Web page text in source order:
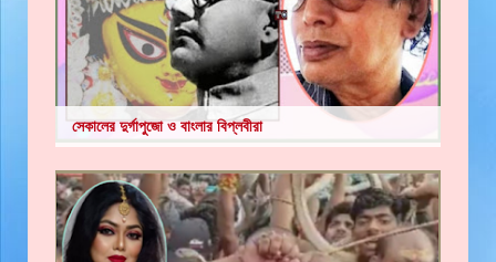
সেকালের দুর্গাপুজো ও বাংলার বিপ্লবীরা